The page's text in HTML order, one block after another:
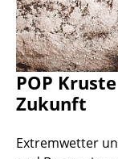
POP
Zukunft
Extremwetter